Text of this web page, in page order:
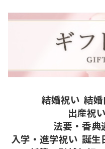
結婚祝い 結
出産祝い
法要・香典
入学・進学祝い 誕生